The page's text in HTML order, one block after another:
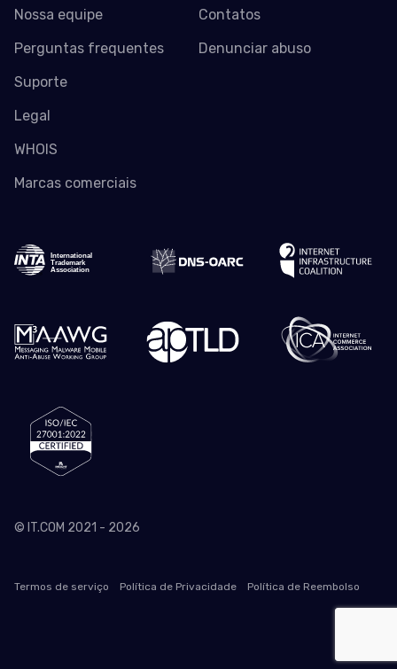
Nossa equipe
Perguntas frequentes
Suporte
Legal
WHOIS
Marcas comerciais
Contatos
Denunciar abuso
© IT.COM 2021 - 2026
Termos de serviço Política de Privacidade Política de Reembolso